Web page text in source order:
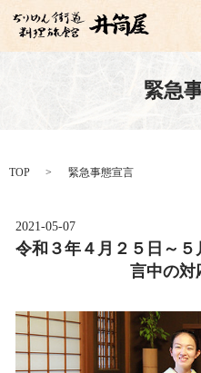
緊急
TOP 緊急事態宣言
2021-05-07
令和３年４月２５日～
言中の対